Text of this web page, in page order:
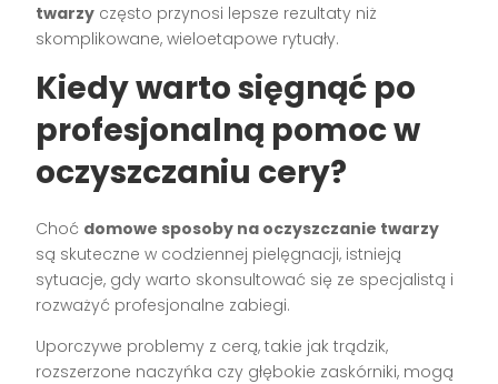
twarzy często przynosi lepsze rezultaty niż
skomplikowane, wieloetapowe rytuały.
Kiedy warto sięgnąć po
profesjonalną pomoc w
oczyszczaniu cery?
Choć domowe sposoby na oczyszczanie twarzy
są skuteczne w codziennej pielęgnacji, istnieją
sytuacje, gdy warto skonsultować się ze specjalistą i
rozważyć profesjonalne zabiegi.
Uporczywe problemy z cerą, takie jak trądzik,
rozszerzone naczyńka czy głębokie zaskórniki, mogą